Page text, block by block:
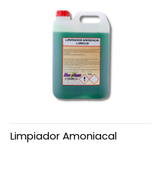
Limpiador Amoniacal